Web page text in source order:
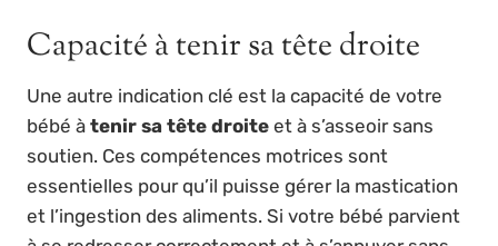
Capacité à tenir sa tête droite
Une autre indication clé est la capacité de votre
bébé à tenir sa tête droite et à s’asseoir sans
soutien. Ces compétences motrices sont
essentielles pour qu’il puisse gérer la mastication
et l’ingestion des aliments. Si votre bébé parvient